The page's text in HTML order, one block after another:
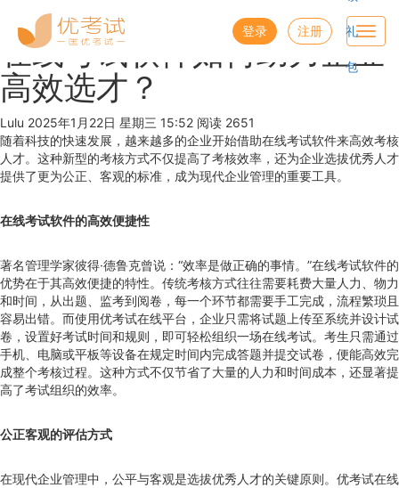
登录 注册 礼
包
在线考试软件如何助力企业
高效选才？
Lulu 2025年1月22日 星期三 15:52 阅读 2651
随着科技的快速发展，越来越多的企业开始借助在线考试软件来高效考核
人才。这种新型的考核方式不仅提高了考核效率，还为企业选拔优秀人才
提供了更为公正、客观的标准，成为现代企业管理的重要工具。
在线考试软件的高效便捷性
著名管理学家彼得·德鲁克曾说：“效率是做正确的事情。”在线考试软件的
优势在于其高效便捷的特性。传统考核方式往往需要耗费大量人力、物力
和时间，从出题、监考到阅卷，每一个环节都需要手工完成，流程繁琐且
容易出错。而使用优考试在线平台，企业只需将试题上传至系统并设计试
卷，设置好考试时间和规则，即可轻松组织一场在线考试。考生只需通过
手机、电脑或平板等设备在规定时间内完成答题并提交试卷，便能高效完
成整个考核过程。这种方式不仅节省了大量的人力和时间成本，还显著提
高了考试组织的效率。
公正客观的评估方式
在现代企业管理中，公平与客观是选拔优秀人才的关键原则。优考试在线